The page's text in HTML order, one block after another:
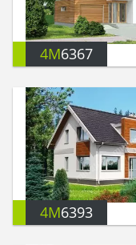
4M6367
4M6393